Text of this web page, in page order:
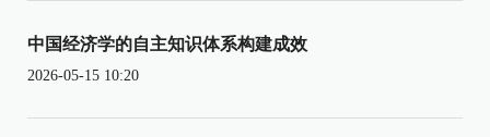
中国经济学的自主知识体系构建成效
2026-05-15 10:20